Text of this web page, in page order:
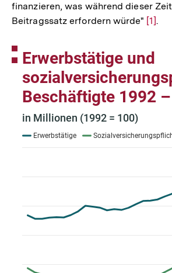
finanzieren, was während dieser
Beitragssatz erfordern würde" Zur
der
[1].